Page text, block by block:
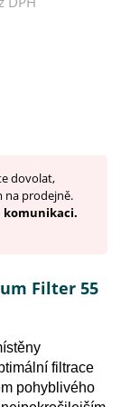
dovolat,
na prodejně.
komunikaci.
Filter 55
filtrace
pohyblivého